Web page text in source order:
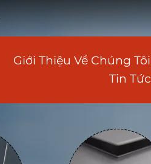
Giới Thiệu Về Chúng Tôi
Tin Tức